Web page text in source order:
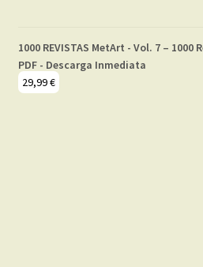
1000 REVISTAS MetArt - Vol. 7 –
PDF - Descarga Inmediata
29,99€